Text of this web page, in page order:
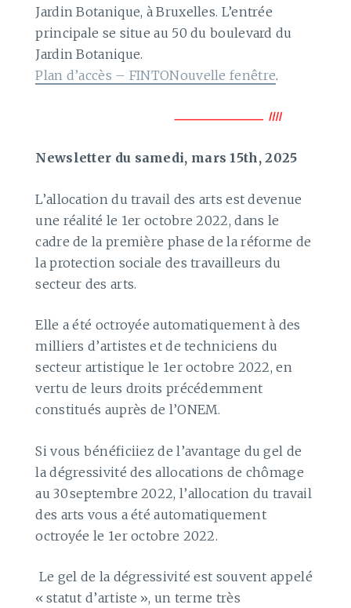
Jardin Botanique, à Bruxelles. L’entrée
principale se situe au 50 du boulevard du
Jardin Botanique.
Plan d’accès – FINTONouvelle fenêtre.
Newsletter du samedi, mars 15th, 2025
L’allocation du travail des arts est devenue
une réalité le 1er octobre 2022, dans le
cadre de la première phase de la réforme de
la protection sociale des travailleurs du
secteur des arts.
Elle a été octroyée automatiquement à des
milliers d’artistes et de techniciens du
secteur artistique le 1er octobre 2022, en
vertu de leurs droits précédemment
constitués auprès de l’ONEM.
Si vous bénéficiiez de l’avantage du gel de
la dégressivité des allocations de chômage
au 30 septembre 2022, l’allocation du travail
des arts vous a été automatiquement
octroyée le 1er octobre 2022.
Le gel de la dégressivité est souvent appelé
« statut d’artiste », un terme très